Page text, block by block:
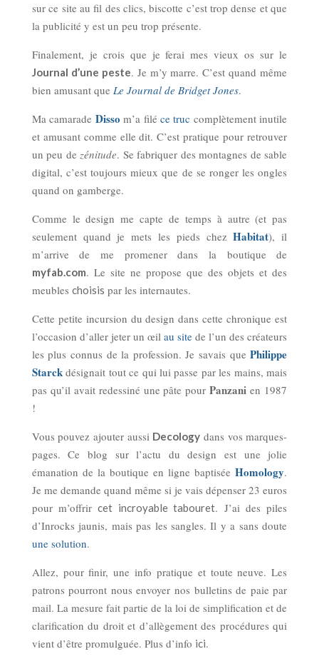
sur ce site au fil des clics, biscotte c’est trop dense et que
la publicité y est un peu trop présente.
Finalement, je crois que je ferai mes vieux os sur le
Journal d’une peste. Je m’y marre. C’est quand même
bien amusant que Le Journal de Bridget Jones.
Ma camarade Disso m’a filé ce truc complètement inutile
et amusant comme elle dit. C’est pratique pour retrouver
un peu dezénitude. Se fabriquer des montagnes de sable
digital, c’est toujours mieux que de se ronger les ongles
quand on gamberge.
Comme le design me capte de temps à autre (et pas
seulement quand je mets les pieds chezHabitat), il
m’arrive de me promener dans la boutique de
myfab.com. Le site ne propose que des objets et des
meubles choisis par les internautes.
Cette petite incursion du design dans cette chronique est
l’occasion d’aller jeter un œil au site de l’un des créateurs
les plus connus de la profession. Je savais quePhilippe
Starckdésignait tout ce qui lui passe par les mains, mais
pas qu’il avait redessiné une pâte pourPanzani en 1987
!
Vous pouvez ajouter aussi Decology dans vos marques-
pages. Ce blog sur l’actu du design est une jolie
émanation de la boutique en ligne baptiséeHomology.
Je me demande quand même si je vais dépenser 23 euros
pour m’offrircet incroyable tabouret. J’ai des piles
d’Inrocks jaunis, mais pas les sangles. Il y a sans doute
une solution.
Allez, pour finir, une info pratique et toute neuve. Les
patrons pourront nous envoyer nos bulletins de paie par
mail. La mesure fait partie de la loi de simplification et de
clarification du droit et d’allègement des procédures qui
vient d’être promulguée. Plus d’info ici.